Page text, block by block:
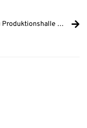
Neubau Produktionshalle mit Büro